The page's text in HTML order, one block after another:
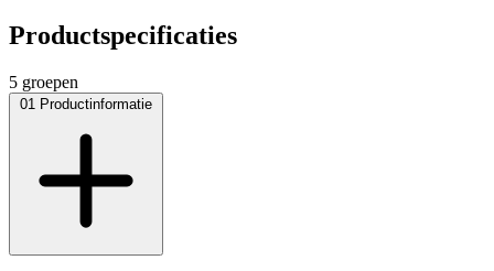
Productspecificaties
5 groepen
01 Productinformatie